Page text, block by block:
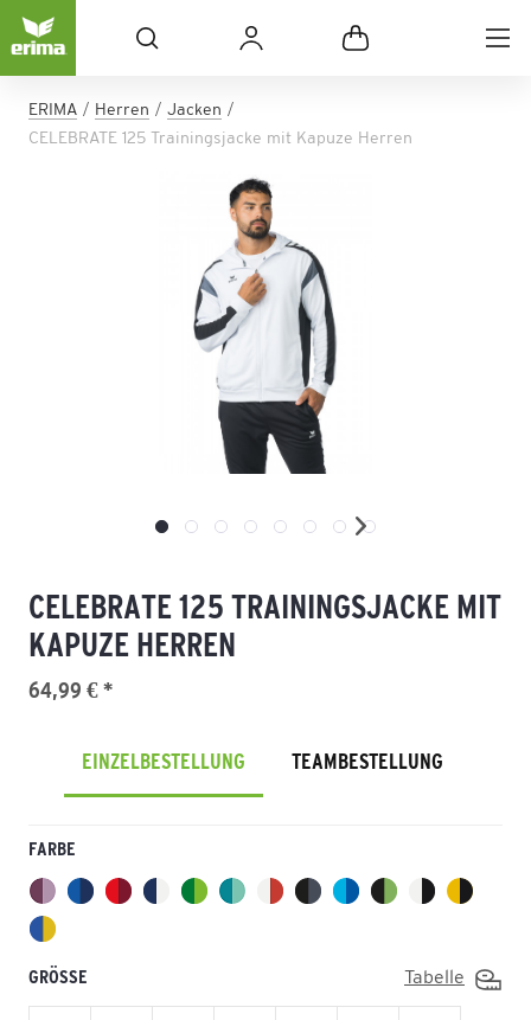
ERIMA Herren
Jacken
CELEBRATE 125 Trainingsjacke mit Kapuze Herren
CELEBRATE 125 TRAININGSJACKE MIT
KAPUZE HERREN
64,99 € *
EINZELBESTELLUNG TEAMBESTELLUNG
FARBE
GRÖSSE Tabelle